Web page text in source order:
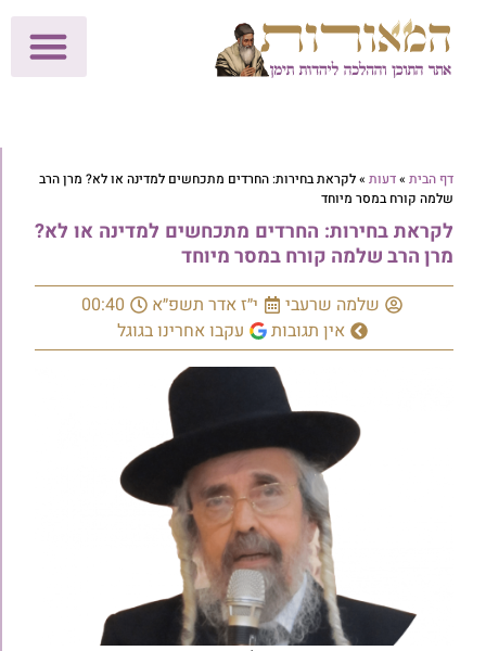
דף הבית »דעות »לקראת בחירות: החרדים מתכחשים למדינה או לא? מרן הרב
שלמה קורח במסר מיוחד
לקראת בחירות: החרדים מתכחשים למדינה או לא?
מרן הרב שלמה קורח במסר מיוחד
שלמה שרעבי י״ז אדר תשפ״א
00:40
אין תגובות
עקבו אחרינו בגוגל